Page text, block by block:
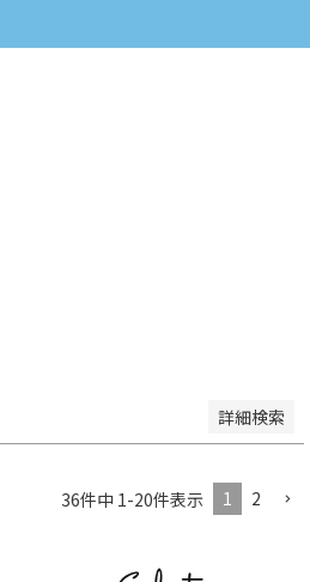
詳細検索
36件中 1-20件表示 1 2